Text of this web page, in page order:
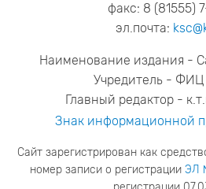
факс: 8 (81555)
эл.почта:
Наименование издания -
Учредитель -
Главный редактор -
Знак информационной
Сайт зарегистрирован как
номер записи о регистрации ЭЛ